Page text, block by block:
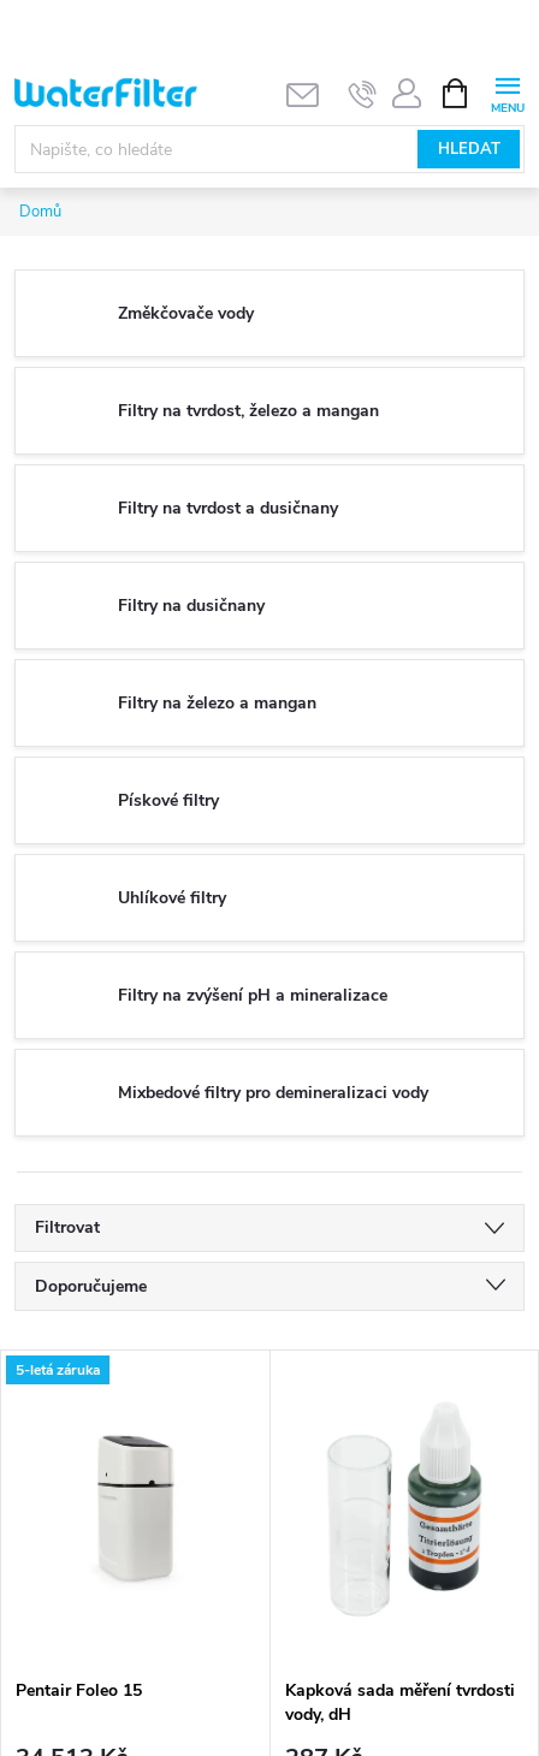
obsah
HLEDAT
NÁKUPNÍ
KOŠÍK
Domů
Změkčovače vody
Filtry na tvrdost, železo a mangan
Filtry na tvrdost a dusičnany
Filtry na dusičnany
Filtry na železo a mangan
Pískové filtry
Uhlíkové filtry
Filtry na zvýšení pH a mineralizace
Mixbedové filtry pro demineralizaci vody
Filtrovat
Ř
a
r
Doporučujeme
Nejdražší
Nejprodávanější
Abecedně
V
p
r
5-letá záruka
Pentair Foleo 15
Kapková sada měření tvrdosti
vody, dH